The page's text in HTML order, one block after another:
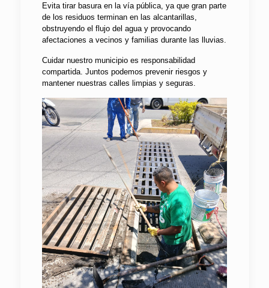
Evita tirar basura en la vía pública, ya que gran parte
de los residuos terminan en las alcantarillas,
obstruyendo el flujo del agua y provocando
afectaciones a vecinos y familias durante las lluvias.
Cuidar nuestro municipio es responsabilidad
compartida. Juntos podemos prevenir riesgos y
mantener nuestras calles limpias y seguras.